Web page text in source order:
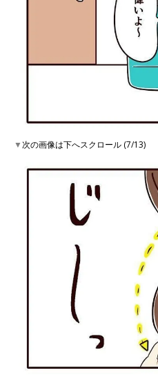
▼次の画像は下へスクロール (7/13)